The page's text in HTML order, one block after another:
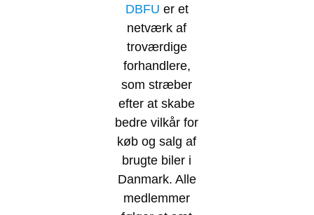
DBFU er et
netværk af
troværdige
forhandlere,
som stræber
efter at skabe
bedre vilkår for
køb og salg af
brugte biler i
Danmark. Alle
medlemmer